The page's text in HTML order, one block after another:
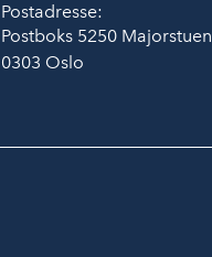
Postadresse:
Postboks 5250 Majorstuen
0303 Oslo